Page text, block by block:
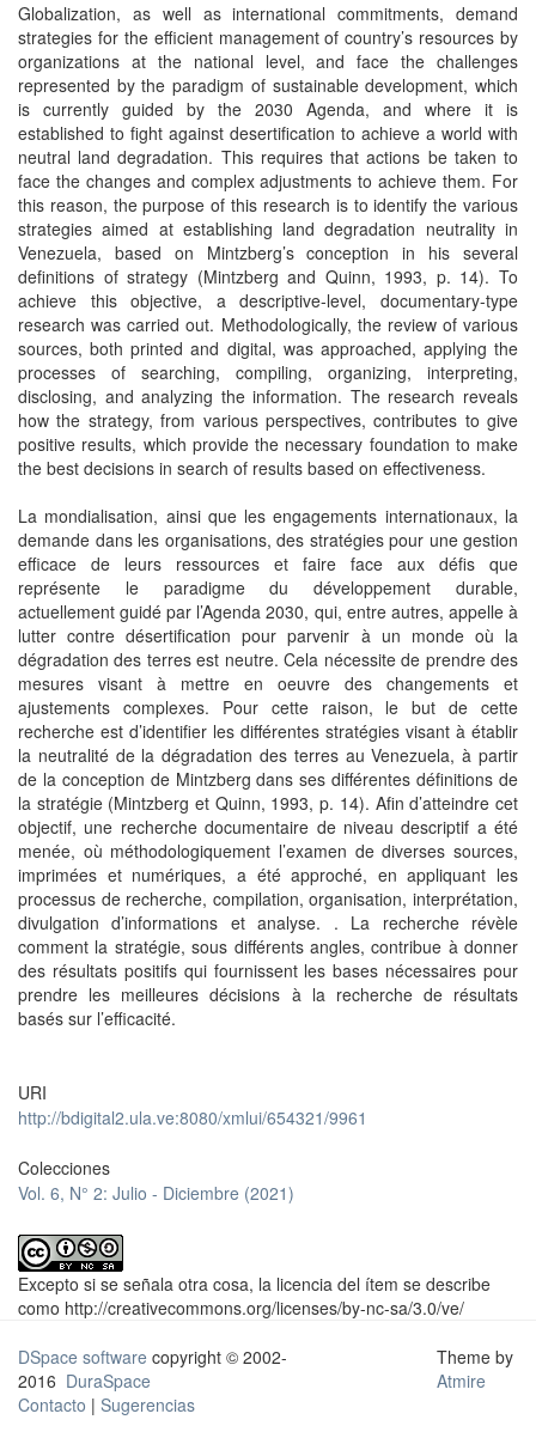
Globalization, as well as international commitments, demand
strategies for the efficient management of country’s resources by
organizations at the national level, and face the challenges
represented by the paradigm of sustainable development, which
is currently guided by the 2030 Agenda, and where it is
established to fight against desertification to achieve a world with
neutral land degradation. This requires that actions be taken to
face the changes and complex adjustments to achieve them. For
this reason, the purpose of this research is to identify the various
strategies aimed at establishing land degradation neutrality in
Venezuela, based on Mintzberg’s conception in his several
definitions of strategy (Mintzberg and Quinn, 1993, p. 14). To
achieve this objective, a descriptive-level, documentary-type
research was carried out. Methodologically, the review of various
sources, both printed and digital, was approached, applying the
processes of searching, compiling, organizing, interpreting,
disclosing, and analyzing the information. The research reveals
how the strategy, from various perspectives, contributes to give
positive results, which provide the necessary foundation to make
the best decisions in search of results based on effectiveness.
La mondialisation, ainsi que les engagements internationaux, la
demande dans les organisations, des stratégies pour une gestion
efficace de leurs ressources et faire face aux défis que
représente le paradigme du développement durable,
actuellement guidé par l’Agenda 2030, qui, entre autres, appelle à
lutter contre désertification pour parvenir à un monde où la
dégradation des terres est neutre. Cela nécessite de prendre des
mesures visant à mettre en oeuvre des changements et
ajustements complexes. Pour cette raison, le but de cette
recherche est d’identifier les différentes stratégies visant à établir
la neutralité de la dégradation des terres au Venezuela, à partir
de la conception de Mintzberg dans ses différentes définitions de
la stratégie (Mintzberg et Quinn, 1993, p. 14). Afin d’atteindre cet
objectif, une recherche documentaire de niveau descriptif a été
menée, où méthodologiquement l’examen de diverses sources,
imprimées et numériques, a été approché, en appliquant les
processus de recherche, compilation, organisation, interprétation,
divulgation d’informations et analyse. . La recherche révèle
comment la stratégie, sous différents angles, contribue à donner
des résultats positifs qui fournissent les bases nécessaires pour
prendre les meilleures décisions à la recherche de résultats
basés sur l’efficacité.
URI
http://bdigital2.ula.ve:8080/xmlui/654321/9961
Colecciones
Vol. 6, N° 2: Julio - Diciembre (2021)
Excepto si se señala otra cosa, la licencia del ítem se describe
como http://creativecommons.org/licenses/by-nc-sa/3.0/ve/
DSpace software copyright © 2002-
2016 DuraSpace
Contacto | Sugerencias
Theme by
Atmire